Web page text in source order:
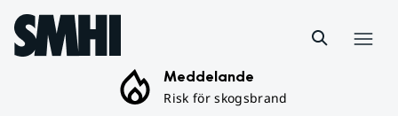
Hoppa till sidans innehåll
Meddelande
Risk för skogsbrand